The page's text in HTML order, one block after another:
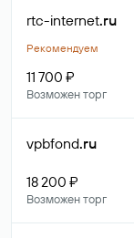
rtc-internet.ru
Рекомендуем
11 700 ₽
Возможен торг
vpbfond.ru
18 200 ₽
Возможен торг